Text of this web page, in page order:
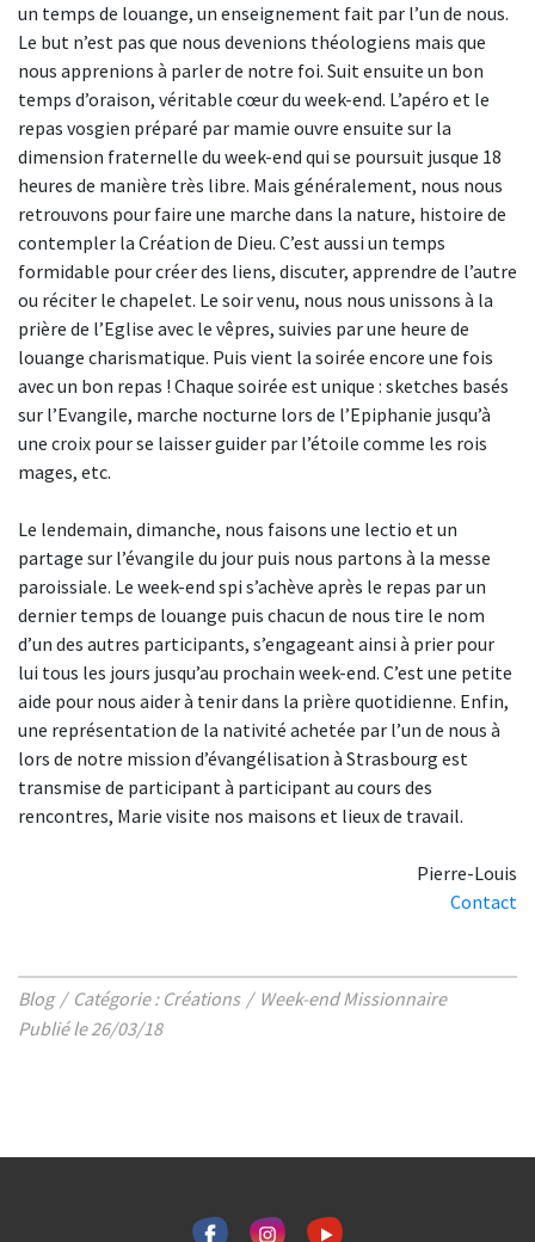
un temps de louange, un enseignement fait par l’un de nous.
Le but n’est pas que nous devenions théologiens mais que
nous apprenions à parler de notre foi. Suit ensuite un bon
temps d’oraison, véritable cœur du week-end. L’apéro et le
repas vosgien préparé par mamie ouvre ensuite sur la
dimension fraternelle du week-end qui se poursuit jusque 18
heures de manière très libre. Mais généralement, nous nous
retrouvons pour faire une marche dans la nature, histoire de
contempler la Création de Dieu. C’est aussi un temps
formidable pour créer des liens, discuter, apprendre de l’autre
ou réciter le chapelet. Le soir venu, nous nous unissons à la
prière de l’Eglise avec le vêpres, suivies par une heure de
louange charismatique. Puis vient la soirée encore une fois
avec un bon repas ! Chaque soirée est unique : sketches basés
sur l’Evangile, marche nocturne lors de l’Epiphanie jusqu’à
une croix pour se laisser guider par l’étoile comme les rois
mages, etc.
Le lendemain, dimanche, nous faisons une lectio et un
partage sur l’évangile du jour puis nous partons à la messe
paroissiale. Le week-end spi s’achève après le repas par un
dernier temps de louange puis chacun de nous tire le nom
d’un des autres participants, s’engageant ainsi à prier pour
lui tous les jours jusqu’au prochain week-end. C’est une petite
aide pour nous aider à tenir dans la prière quotidienne. Enfin,
une représentation de la nativité achetée par l’un de nous à
lors de notre mission d’évangélisation à Strasbourg est
transmise de participant à participant au cours des
rencontres, Marie visite nos maisons et lieux de travail.
Pierre-Louis
Contact
Blog Catégorie : Créations
Week-end Missionnaire
Publié le 26/03/18